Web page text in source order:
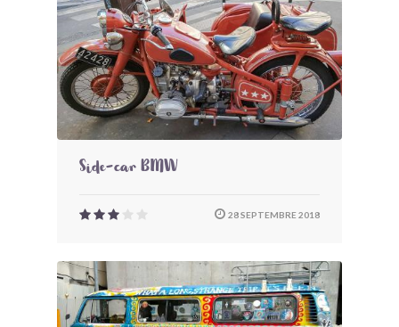
Side-car BMW
28 SEPTEMBRE 2018